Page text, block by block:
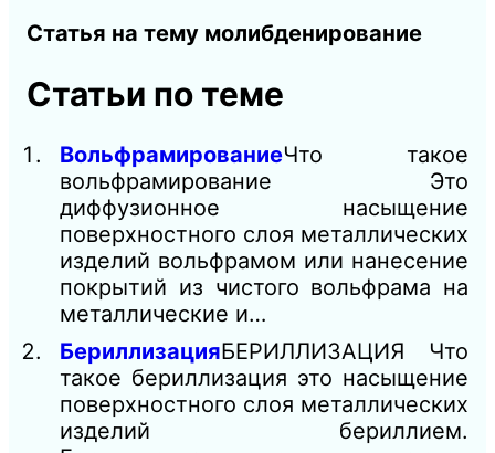
Статья на тему молибденирование
Статьи по теме
ВольфрамированиеЧто такое
вольфрамирование Это
диффузионное насыщение
поверхностного слоя металлических
изделий вольфрамом или нанесение
покрытий из чистого вольфрама на
металлические и…
БериллизацияБЕРИЛЛИЗАЦИЯ Что
такое бериллизация это насыщение
поверхностного слоя металлических
изделий бериллием.